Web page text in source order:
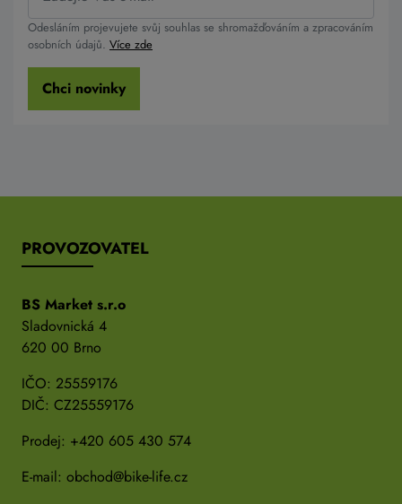
Odesláním projevujete svůj souhlas se shromažďováním a zpracováním
osobních údajů. Více zde
Chci novinky
PROVOZOVATEL
BS Market s.r.o
Sladovnická 4
620 00 Brno
IČO: 25559176
DIČ: CZ25559176
Prodej: +420 605 430 574
E-mail: obchod@bike-life.cz